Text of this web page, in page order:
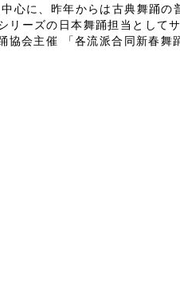
心に、昨年からは古典舞踊の
リーズの日本舞踊担当として
会主催 「各流派合同新春舞